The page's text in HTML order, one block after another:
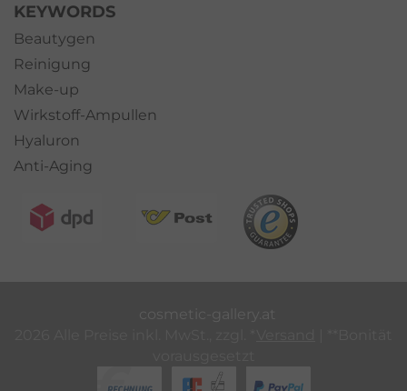
KEYWORDS
Beautygen
Reinigung
Make-up
Wirkstoff-Ampullen
Hyaluron
Anti-Aging
cosmetic-gallery.at